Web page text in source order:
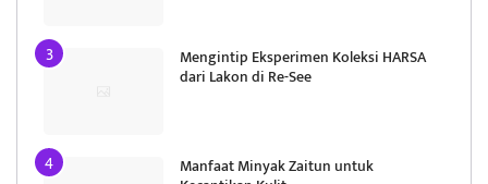
Mengintip Eksperimen Koleksi HARSA
dari Lakon di Re-See
Manfaat Minyak Zaitun untuk